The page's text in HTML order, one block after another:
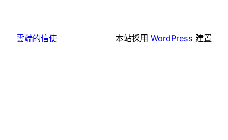
雲端的信使 本站採用 WordPress 建置